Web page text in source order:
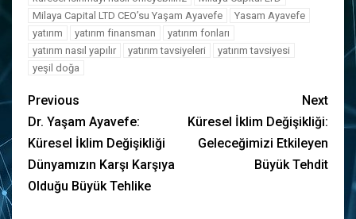
Milaya Capital LTD CEO’su Yaşam Ayavefe
Yasam Ayavefe
yatırım
yatırım finansman
yatırım fonları
yatırım nasıl yapılır
yatırım tavsiyeleri
yatırım tavsiyesi
yeşil doğa
Previous
Dr. Yaşam Ayavefe:
Küresel İklim Değişikliği
Dünyamızın Karşı Karşıya
Olduğu Büyük Tehlike
Next
Küresel İklim Değişikliği:
Geleceğimizi Etkileyen
Büyük Tehdit